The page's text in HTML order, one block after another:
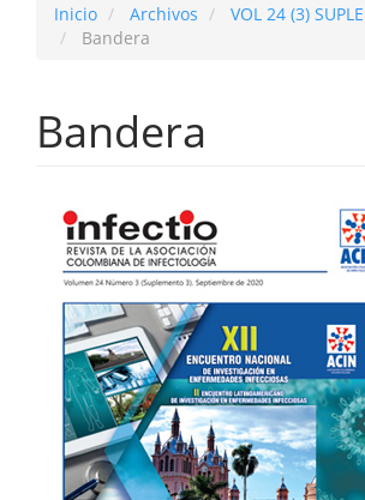
Inicio Archivos
VOL 24 (3)
Bandera
Bandera
Barra
lateral
del
artículo